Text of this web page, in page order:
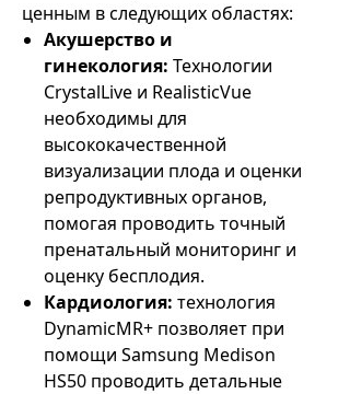
ценным в следующих областях:
Акушерство и
гинекология: Технологии
CrystalLive и RealisticVue
необходимы для
высококачественной
визуализации плода и оценки
репродуктивных органов,
помогая проводить точный
пренатальный мониторинг и
оценку бесплодия.
Кардиология: технология
DynamicMR+ позволяет при
помощи Samsung Medison
HS50 проводить детальные